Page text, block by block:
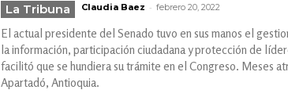
La Tribuna Claudia Baez - febrero 20, 2022
El actual presidente del Senado tuvo en sus manos el
la información, participación ciudadana y protección de
facilitó que se hundiera su trámite en el Congreso. Meses
Apartadó, Antioquia.